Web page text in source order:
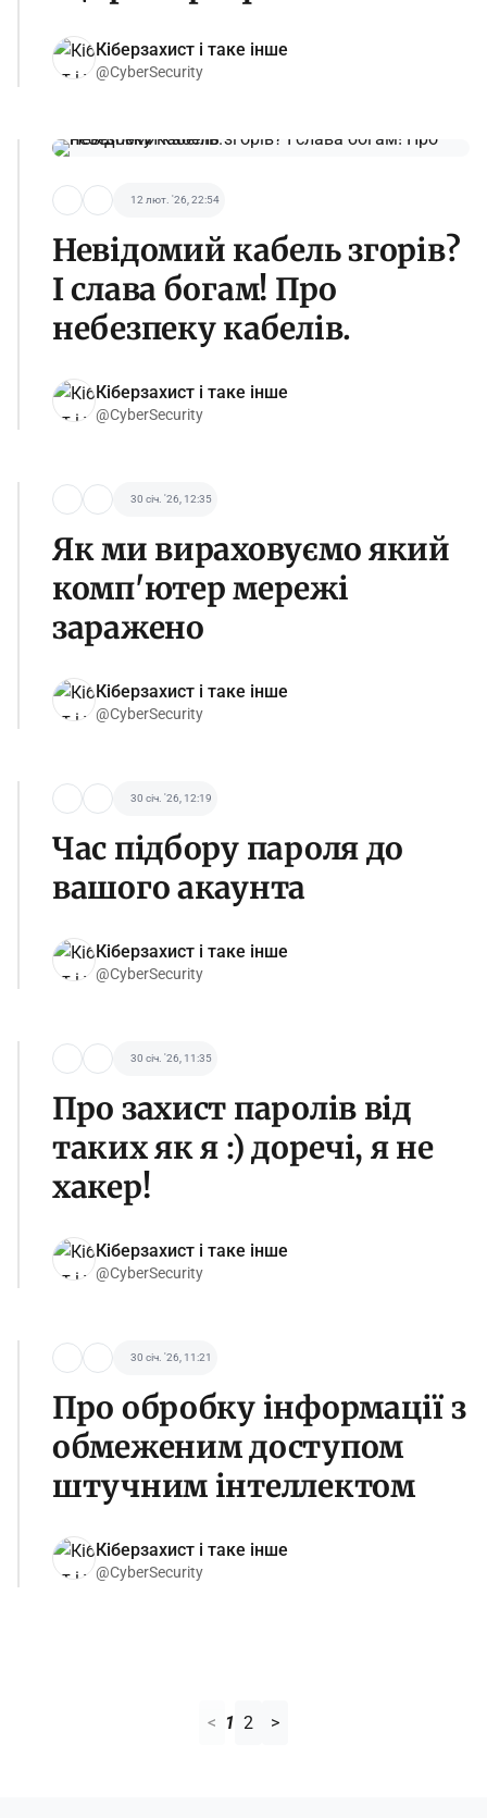
Кіберзахист і таке інше
@CyberSecurity
12 лют. '26, 22:54
Невідомий кабель згорів?
І слава богам! Про
небезпеку кабелів.
Кіберзахист і таке інше
@CyberSecurity
30 січ. '26, 12:35
Як ми вираховуємо який
комп'ютер мережі
заражено
Кіберзахист і таке інше
@CyberSecurity
30 січ. '26, 12:19
Час підбору пароля до
вашого акаунта
Кіберзахист і таке інше
@CyberSecurity
30 січ. '26, 11:35
Про захист паролів від
таких як я :) доречі, я не
хакер!
Кіберзахист і таке інше
@CyberSecurity
30 січ. '26, 11:21
Про обробку інформації з
обмеженим доступом
штучним інтеллектом
Кіберзахист і таке інше
@CyberSecurity
< 1 2 >